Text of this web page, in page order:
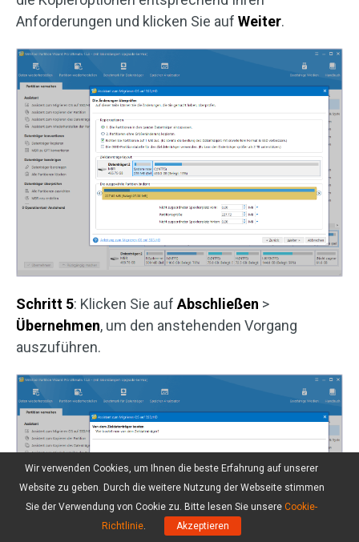
Anforderungen und klicken Sie auf Weiter.
Schritt 5: Klicken Sie aufAbschließen >
Übernehmen, um den anstehenden Vorgang
auszuführen.
Wir verwenden Cookies, um Ihnen die beste Erfahrung auf unserer
Website zu geben. Durch die weitere Nutzung der Webseite stimmen
Sie der Verwendung von Cookie zu. Bitte lesen Sie unsere Cookie-
Richtlinie. Akzeptieren